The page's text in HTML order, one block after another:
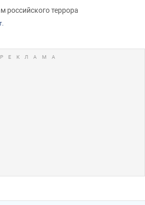
российского террора